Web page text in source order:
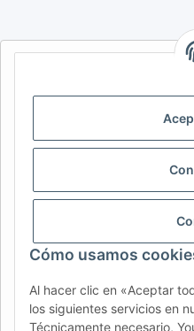
Cómo usamos
Al hacer clic en «Aceptar
los siguientes servicios en
Técnicamente necesario,
AFATEK INTERNATIONAL –
BE (NL)
FR IT
SE FI
RO